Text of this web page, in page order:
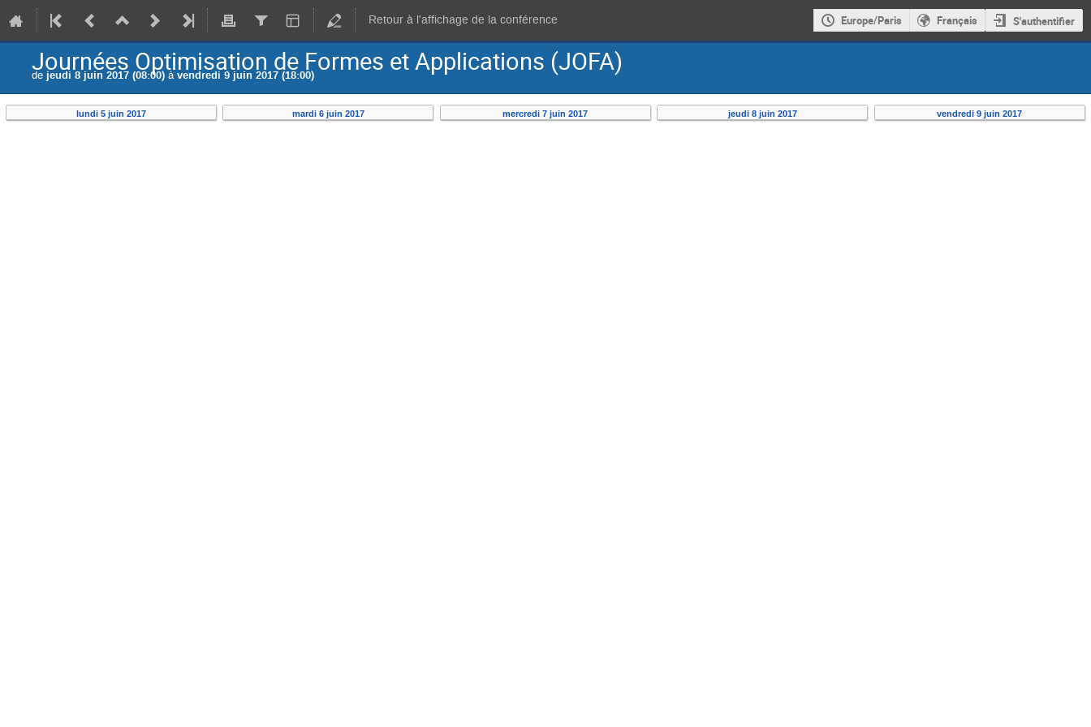
Retour à l'affichage de la conférence Europe/Paris Français S'authentifier
Journées Optimisation de Formes et Applications (JOFA)
de jeudi 8 juin 2017 (08:00) àvendredi 9 juin 2017 (18:00)
lundi 5 juin 2017 mardi 6 juin 2017 mercredi 7 juin 2017 jeudi 8 juin 2017 vendredi 9 juin 2017